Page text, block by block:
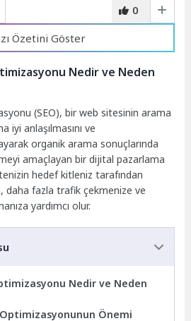
0
Özetini Göster
Nedir ve Neden
(SEO), bir web sitesinin arama
iyi anlaşılmasını ve
organik arama sonuçlarında
amaçlayan bir dijital pazarlama
hedef kitleniz tarafından
daha fazla trafik çekmenize ve
yardımcı olur.
Nedir ve Neden
Önemi